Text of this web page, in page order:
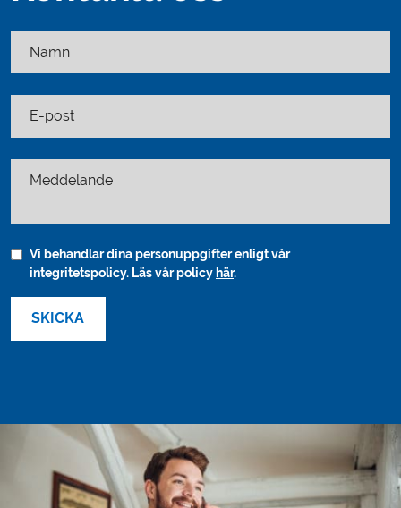
Namn
E-post
Vi behandlar dina personuppgifter enligt vår
integritetspolicy. Läs vår policy här.